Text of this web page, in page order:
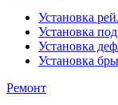
Установка
Установка
Установка
Установка
Ремонт